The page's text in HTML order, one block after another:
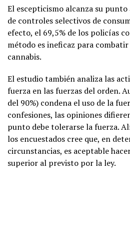
El escepticismo alcanza su
de controles selectivos de
efecto, el 69,5% de los policías
método es ineficaz para
cannabis.
El estudio también analiza las
fuerza en las fuerzas del orden.
del 90%) condena el uso de la
confesiones, las opiniones
punto debe tolerarse la fuerza.
los encuestados cree que, en
circunstancias, es aceptable
superior al previsto por la ley.